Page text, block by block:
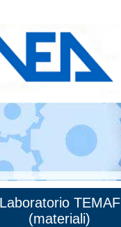
Laboratorio TEMAF
(materiali)